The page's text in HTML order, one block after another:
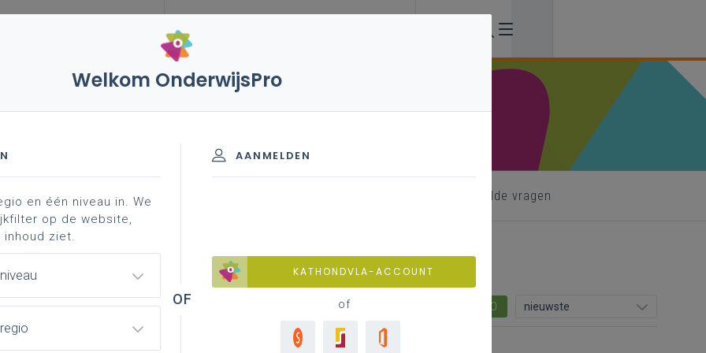
instrument? evaluatie-instrumenten veelgestelde vragen
0 nieuwste
Welkom OnderwijsPro
AANMELDEN
KATHONDVLA-ACCOUNT
of
en één niveau in. We
op de website,
ziet.